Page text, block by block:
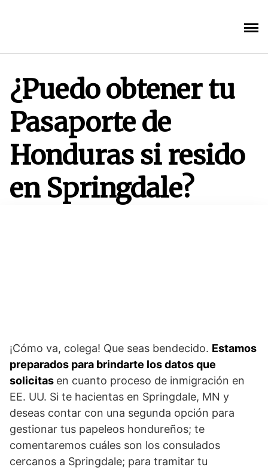
¿Puedo obtener tu
Pasaporte de
Honduras si resido
en Springdale?
¡Cómo va, colega! Que seas bendecido. Estamos
preparados para brindarte los datos que
solicitas en cuanto proceso de inmigración en
EE. UU. Si te hacientas en Springdale, MN y
deseas contar con una segunda opción para
gestionar tus papeleos hondureños; te
comentaremos cuáles son los consulados
cercanos a Springdale; para tramitar tu